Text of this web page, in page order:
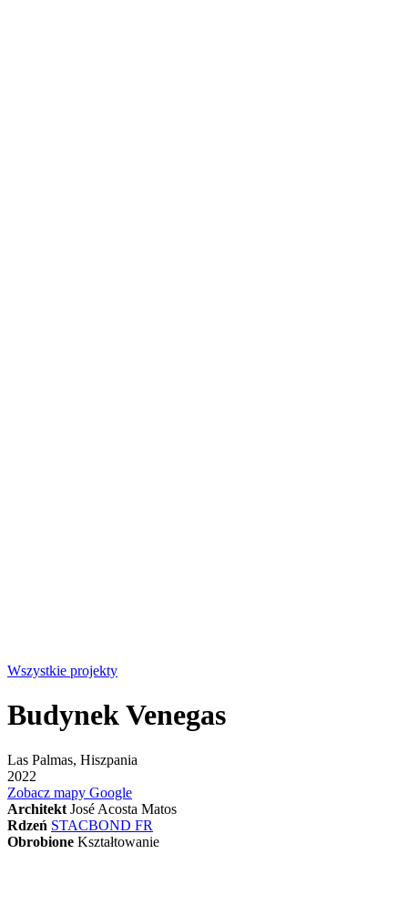
Wszystkie projekty
Budynek Venegas
Las Palmas, Hiszpania
2022
Zobacz mapy Google
Architekt José Acosta Matos
Rdzeń STACBOND FR
Obrobione Kształtowanie